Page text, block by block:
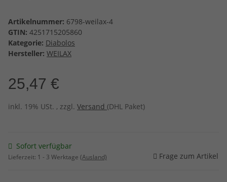
Artikelnummer: 6798-weilax-4
GTIN: 4251715205860
Kategorie: Diabolos
Hersteller: WEILAX
25,47 €
inkl. 19% USt. , zzgl. Versand (DHL Paket)
Sofort verfügbar
Lieferzeit: 1 - 3 Werktage (Ausland) Frage zum Artikel